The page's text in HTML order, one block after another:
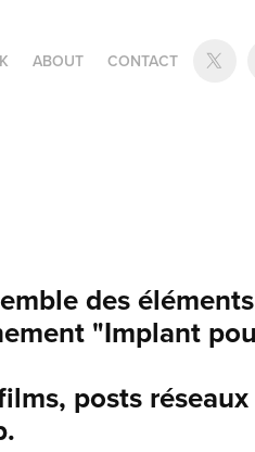
ABOUT CONTACT
des
"Implant
posts réseaux